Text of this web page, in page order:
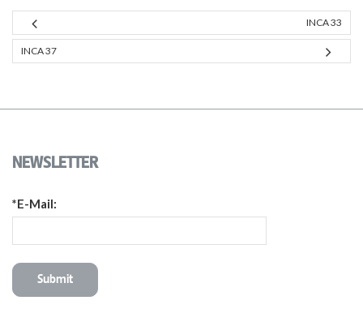
INCA 33
INCA 37
NEWSLETTER
*E-Mail: